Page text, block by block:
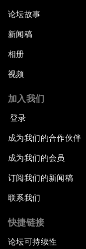
论坛故事
新闻稿
相册
视频
加入我们
登录
成为我们的合作伙伴
成为我们的会员
订阅我们的新闻稿
联系我们
快捷链接
论坛可持续性